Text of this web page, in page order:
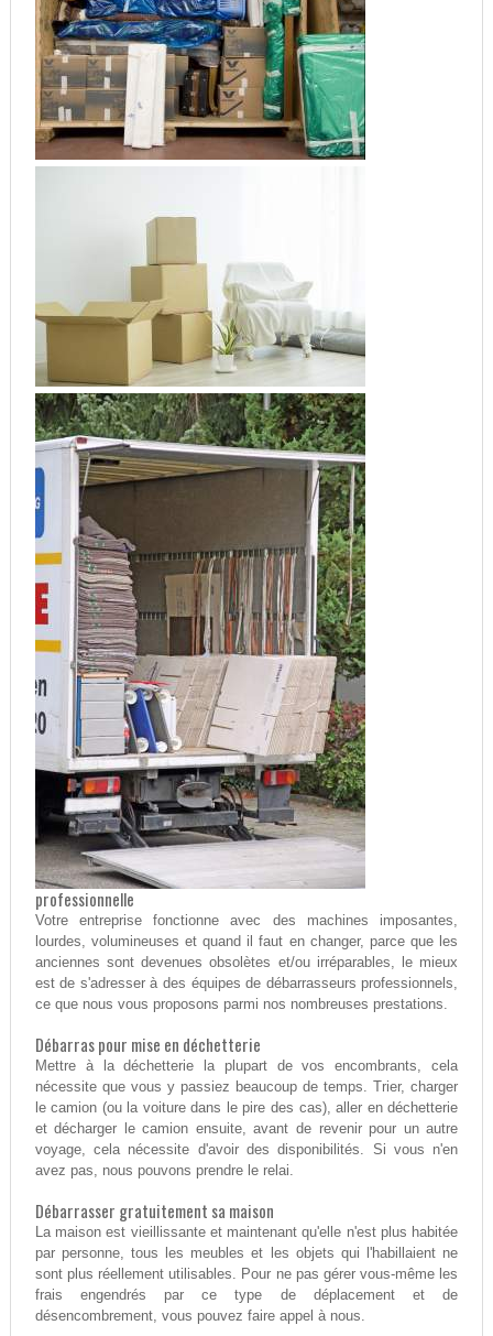
professionnelle
Votre entreprise fonctionne avec des machines imposantes,
lourdes, volumineuses et quand il faut en changer, parce que les
anciennes sont devenues obsolètes et/ou irréparables, le mieux
est de s'adresser à des équipes de débarrasseurs professionnels,
ce que nous vous proposons parmi nos nombreuses prestations.
Débarras pour mise en déchetterie
Mettre à la déchetterie la plupart de vos encombrants, cela
nécessite que vous y passiez beaucoup de temps. Trier, charger
le camion (ou la voiture dans le pire des cas), aller en déchetterie
et décharger le camion ensuite, avant de revenir pour un autre
voyage, cela nécessite d'avoir des disponibilités. Si vous n'en
avez pas, nous pouvons prendre le relai.
Débarrasser gratuitement sa maison
La maison est vieillissante et maintenant qu'elle n'est plus habitée
par personne, tous les meubles et les objets qui l'habillaient ne
sont plus réellement utilisables. Pour ne pas gérer vous-même les
frais engendrés par ce type de déplacement et de
désencombrement, vous pouvez faire appel à nous.